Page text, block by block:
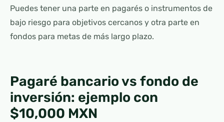
Puedes tener una parte en pagarés o instrumentos de
bajo riesgo para objetivos cercanos y otra parte en
fondos para metas de más largo plazo.
Pagaré bancario vs fondo de
inversión: ejemplo con
$10,000 MXN